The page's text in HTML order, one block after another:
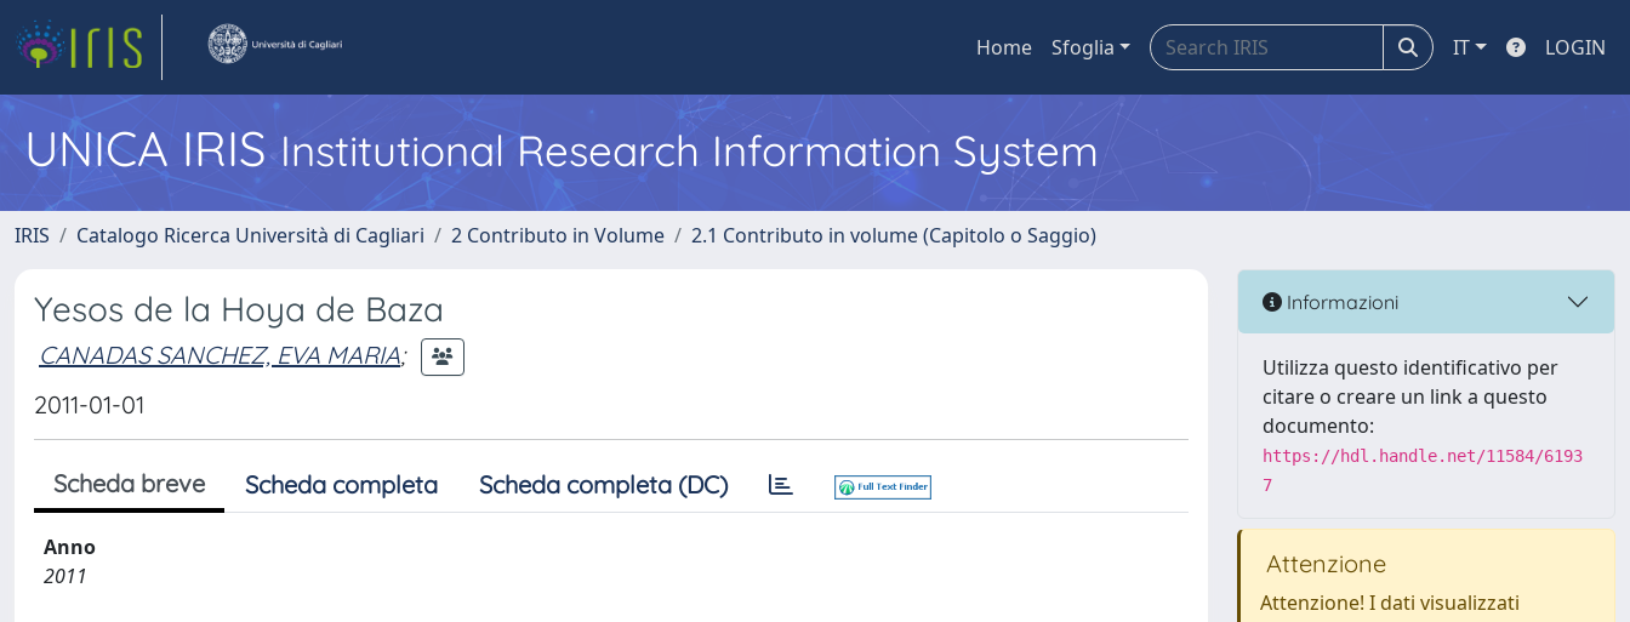
Home Sfoglia IT LOGIN
UNICA IRISInstitutional Research Information System
IRIS Catalogo Ricerca Università di Cagliari 2 Contributo in Volume 2.1 Contributo in volume (Capitolo o Saggio)
Yesos de la Hoya de Baza
CANADAS SANCHEZ, EVA MARIA;
2011-01-01
Scheda breve Scheda completa Scheda completa (DC)
Anno
2011
Informazioni
Utilizza questo identificativo per
citare o creare un link a questo
documento:
https://hdl.handle.net/11584/6193
7
Attenzione
Attenzione! I dati visualizzati